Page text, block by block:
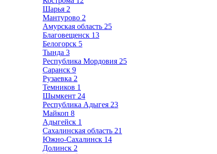
Шарья 2
Мантурово 2
Амурская область 25
Благовещенск 13
Белогорск 5
Тында 3
Республика Мордовия 25
Саранск 9
Рузаевка 2
Темников 1
Шымкент 24
Республика Адыгея 23
Майкоп 8
Адыгейск 1
Сахалинская область 21
Южно-Сахалинск 14
Долинск 2